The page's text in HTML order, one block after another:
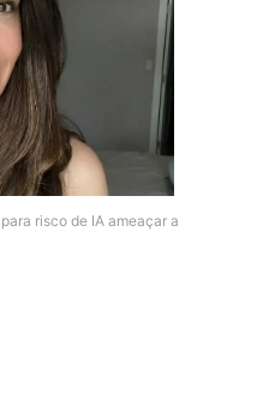
risco de IA ameaçar a